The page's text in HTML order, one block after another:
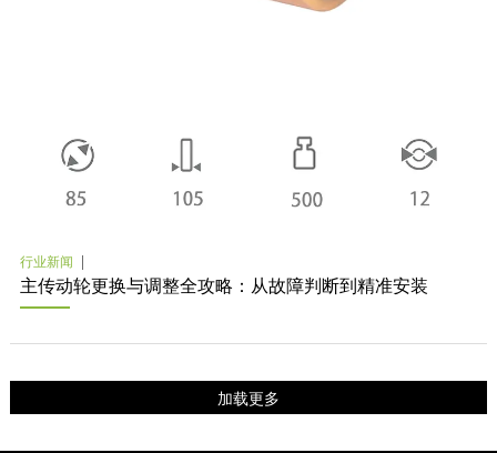
行业新闻
主传动轮更换与调整全攻略：从故障判断到精准安装
加载更多